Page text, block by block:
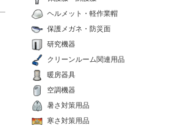
ヘルメット・軽作業帽
保護メガネ・防災面
研究機器
クリーンルーム関連用品
暖房器具
空調機器
暑さ対策用品
寒さ対策用品